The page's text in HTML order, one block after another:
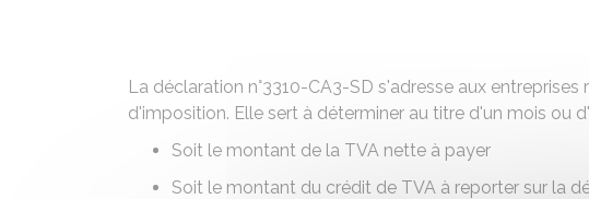
La déclaration n°3310-CA3-SD s'adresse aux entreprises
d'imposition. Elle sert à déterminer au titre d'un mois ou
Soit le montant de la TVA nette à payer
Soit le montant du crédit de TVA à reporter sur la